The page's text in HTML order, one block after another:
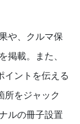
や、クルマ保
掲載。また、
イントを伝える
所をジャック
ルの冊子設置